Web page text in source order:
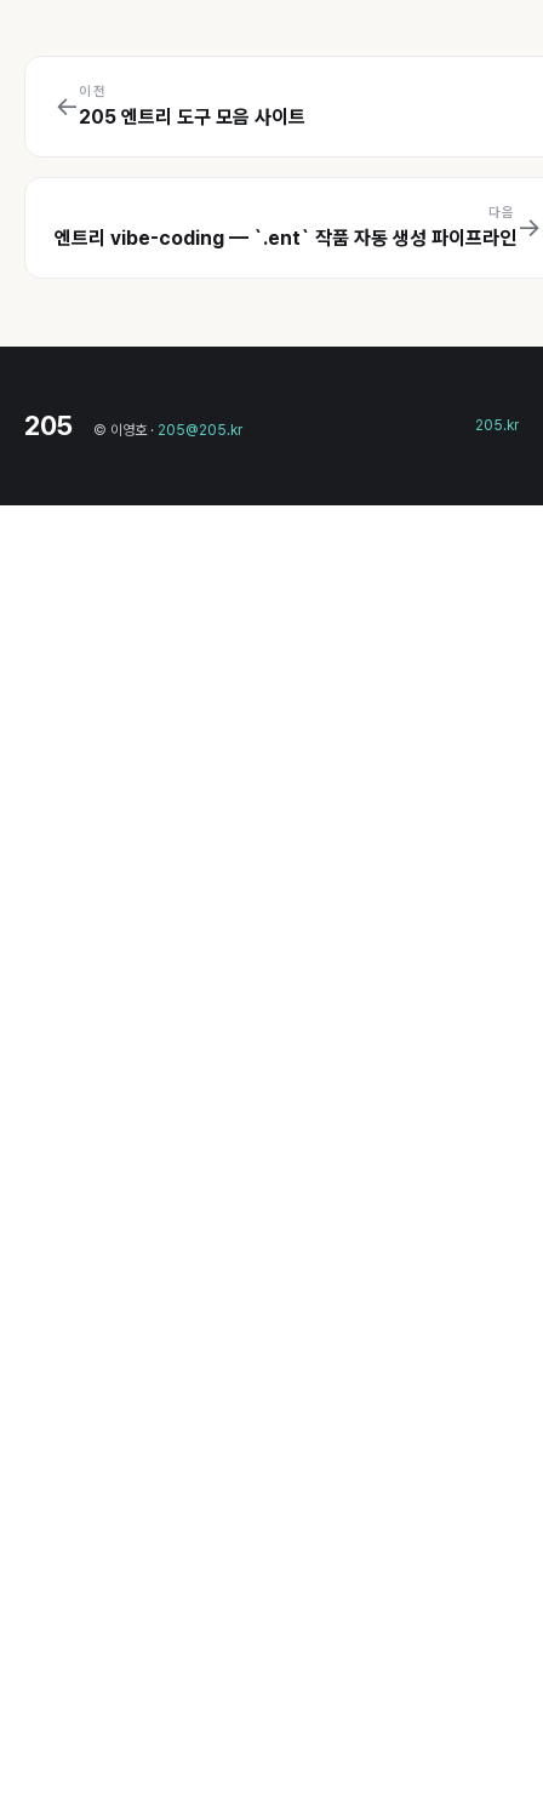
← 이전
205 엔트리 도구 모음 사이트
→
다음
엔트리 vibe-coding — `.ent` 작품 자동 생성 파이프라인
205 © 이영호 · 205@205.kr 205.kr